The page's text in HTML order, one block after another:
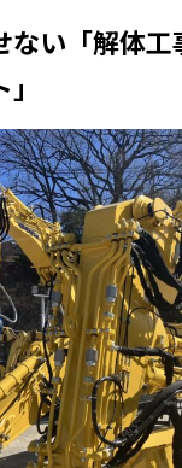
い「解体工